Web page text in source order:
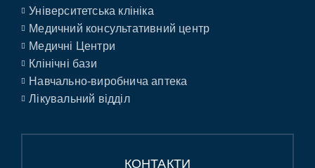
Університетська клініка
Медичний консультативний центр
Медичні Центри
Клінічні бази
Навчально-виробнича аптека
Лікувальний відділ
КОНТАКТИ